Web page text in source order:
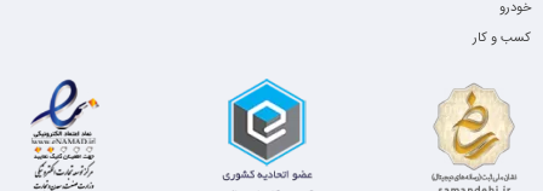
خودرو
کسب و کار